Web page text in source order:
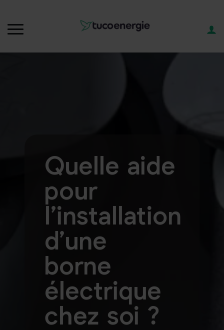
Quelle aide
pour
l’installation
d’une
borne
électrique
chez soi ?